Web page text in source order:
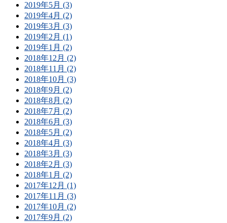
2019年5月 (3)
2019年4月 (2)
2019年3月 (3)
2019年2月 (1)
2019年1月 (2)
2018年12月 (2)
2018年11月 (2)
2018年10月 (3)
2018年9月 (2)
2018年8月 (2)
2018年7月 (2)
2018年6月 (3)
2018年5月 (2)
2018年4月 (3)
2018年3月 (3)
2018年2月 (3)
2018年1月 (2)
2017年12月 (1)
2017年11月 (3)
2017年10月 (2)
2017年9月 (2)